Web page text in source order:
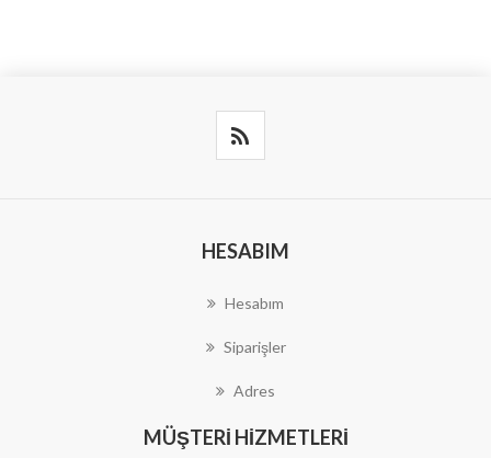
HESABIM
Hesabım
Siparişler
Adres
MÜŞTERI HIZMETLERI